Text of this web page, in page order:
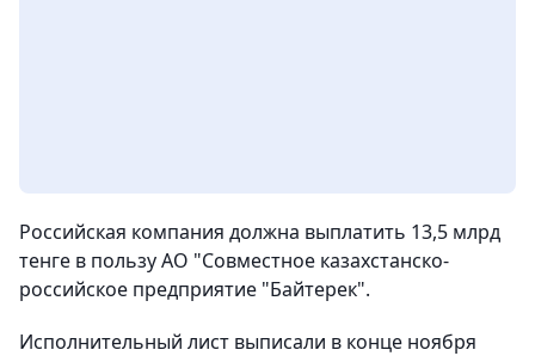
Российская компания должна выплатить 13,5 млрд
тенге в пользу АО "Совместное казахстанско-
российское предприятие "Байтерек".
Исполнительный лист выписали в конце ноября